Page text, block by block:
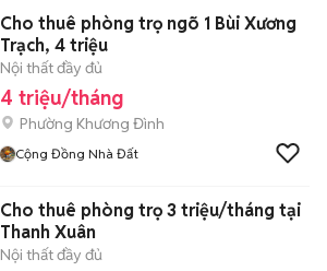
Cho thuê phòng trọ ngõ 1 Bùi Xương
Trạch, 4 triệu
Nội thất đầy đủ
4 triệu/tháng
Phường Khương Đình
Cộng Đồng Nhà Đất
Cho thuê phòng trọ 3 triệu/tháng tại
Thanh Xuân
Nội thất đầy đủ